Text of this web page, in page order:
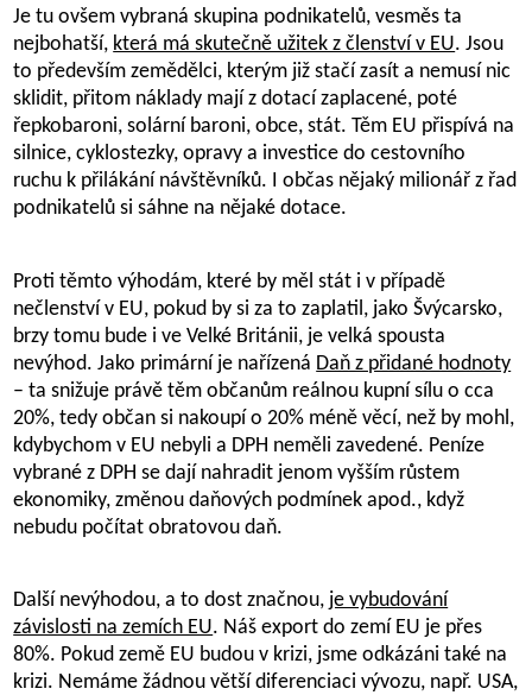
Je tu ovšem vybraná skupina podnikatelů, vesměs ta
nejbohatší, která má skutečně užitek z členství v EU. Jsou
to především zemědělci, kterým již stačí zasít a nemusí nic
sklidit, přitom náklady mají z dotací zaplacené, poté
řepkobaroni, solární baroni, obce, stát. Těm EU přispívá na
silnice, cyklostezky, opravy a investice do cestovního
ruchu k přilákání návštěvníků. I občas nějaký milionář z řad
podnikatelů si sáhne na nějaké dotace.
Proti těmto výhodám, které by měl stát i v případě
nečlenství v EU, pokud by si za to zaplatil, jako Švýcarsko,
brzy tomu bude i ve Velké Británii, je velká spousta
nevýhod. Jako primární je nařízená Daň z přidané hodnoty
– ta snižuje právě těm občanům reálnou kupní sílu o cca
20%, tedy občan si nakoupí o 20% méně věcí, než by mohl,
kdybychom v EU nebyli a DPH neměli zavedené. Peníze
vybrané z DPH se dají nahradit jenom vyšším růstem
ekonomiky, změnou daňových podmínek apod., když
nebudu počítat obratovou daň.
Další nevýhodou, a to dost značnou, je vybudování
závislosti na zemích EU. Náš export do zemí EU je přes
80%. Pokud země EU budou v krizi, jsme odkázáni také na
krizi. Nemáme žádnou větší diferenciaci vývozu, např. USA,